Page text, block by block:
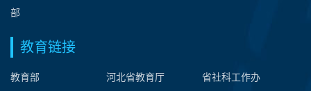
部
教育链接
教育部 河北省教育厅
省社科工作办